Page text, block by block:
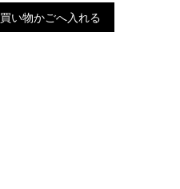
買い物かごへ入れる